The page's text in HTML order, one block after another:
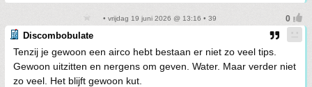
• vrijdag 19 juni 2026 @ 13:16 • 39
Discombobulate
Tenzij je gewoon een airco hebt bestaan er niet zo veel tips.
Gewoon uitzitten en nergens om geven. Water. Maar verder niet
zo veel. Het blijft gewoon kut.